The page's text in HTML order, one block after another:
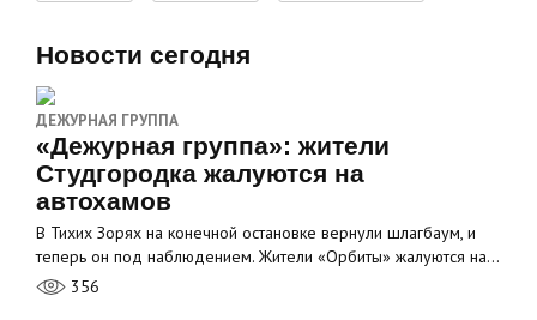
Новости сегодня
ДЕЖУРНАЯ ГРУППА
«Дежурная группа»: жители
Студгородка жалуются на
автохамов
В Тихих Зорях на конечной остановке вернули шлагбаум, и
теперь он под наблюдением. Жители «Орбиты» жалуются на…
356